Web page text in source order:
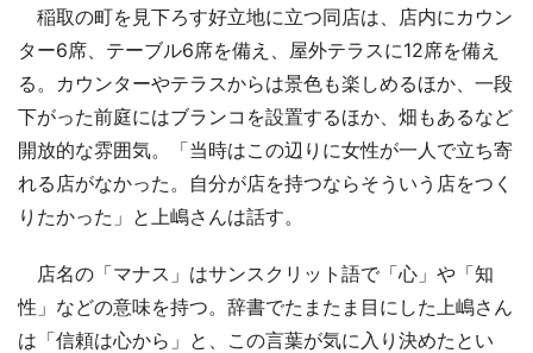
稲取の町を見下ろす好立地に立つ同店は、店内にカウン
ター6席、テーブル6席を備え、屋外テラスに12席を備え
る。カウンターやテラスからは景色も楽しめるほか、一段
下がった前庭にはブランコを設置するほか、畑もあるなど
開放的な雰囲気。「当時はこの辺りに女性が一人で立ち寄
れる店がなかった。自分が店を持つならそういう店をつく
りたかった」と上嶋さんは話す。
店名の「マナス」はサンスクリット語で「心」や「知
性」などの意味を持つ。辞書でたまたま目にした上嶋さん
は「信頼は心から」と、この言葉が気に入り決めたとい